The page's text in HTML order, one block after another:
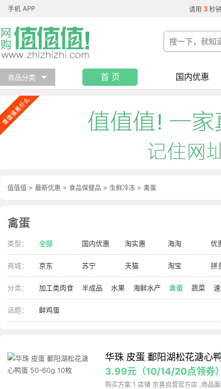
手机 APP 请用 3 秒
商品分类 首 页 国内优惠
值值值 > 最新优惠 > 食品保健品 > 生鲜冷冻 > 禽蛋
禽蛋
类型： 全部 国内优惠 淘实惠 海淘 优
商城： 京东 苏宁 天猫 淘宝 拼
分类： 加工类肉食 半成品 水果 海鲜水产 禽蛋 蔬菜
话题： 鲜鸡蛋
华珠 皮蛋 鄱阳湖松花溏心
3.99元（10/14/20点领券
购买方案 1 店铺 京喜自营官方店 ,商品